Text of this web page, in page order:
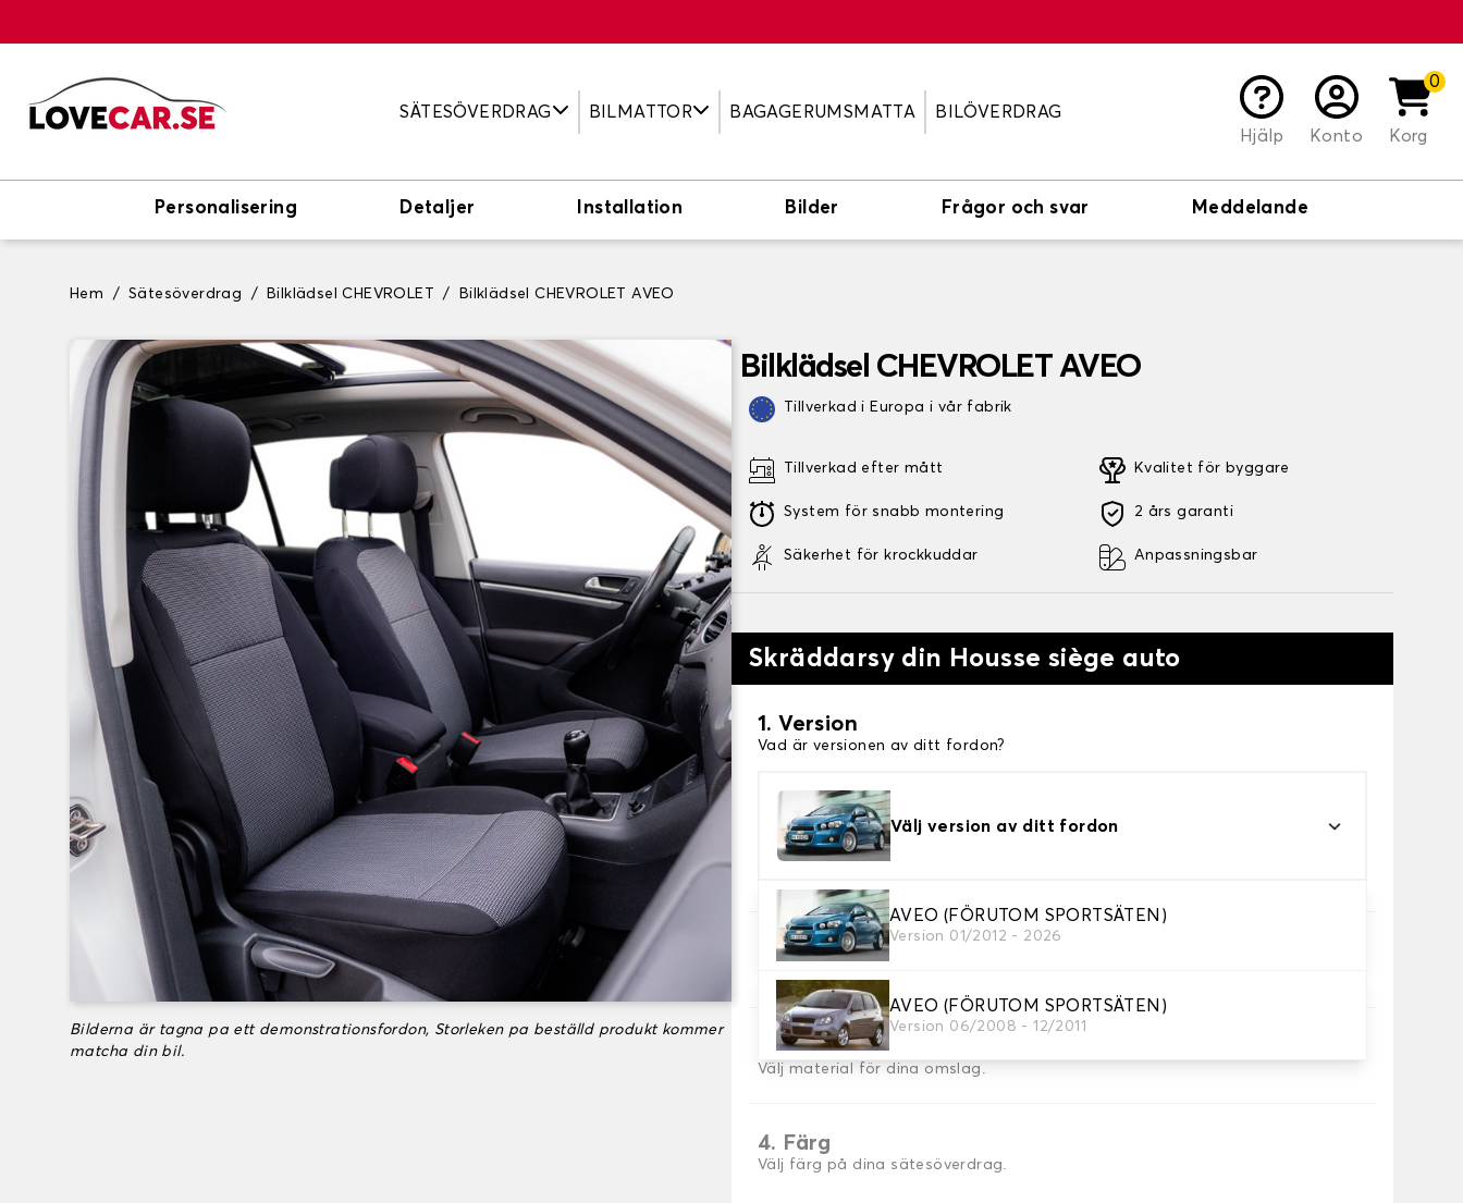
SÄTESÖVERDRAG BILMATTOR BAGAGERUMSMATTA
BILÖVERDRAG
Hjälp
Konto
0
Korg
Personalisering Detaljer Installation Bilder Frågor och svar Meddelande
Hem Sätesöverdrag Bilklädsel CHEVROLET Bilklädsel CHEVROLET AVEO
Bilderna är tagna pa ett demonstrationsfordon, Storleken pa beställd produkt kommer
matcha din bil.
Bilklädsel CHEVROLET AVEO
Tillverkad i Europa i vår fabrik
Tillverkad efter mått
System för snabb montering
Säkerhet för krockkuddar
Kvalitet för byggare
2 års garanti
Anpassningsbar
Skräddarsy din Housse siège auto
1. Version
Vad är versionen av ditt fordon?
Välj version av ditt fordon
AVEO (FÖRUTOM SPORTSÄTEN)
Version 01/2012 - 2026
AVEO (FÖRUTOM SPORTSÄTEN)
Version 06/2008 - 12/2011
2. Val av spel
3. Material
Välj material för dina omslag.
4. Färg
Välj färg på dina sätesöverdrag.